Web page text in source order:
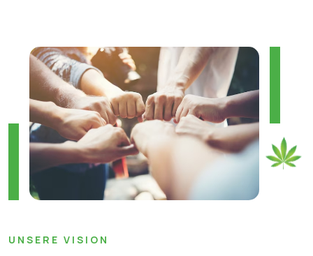
UNSERE VISION